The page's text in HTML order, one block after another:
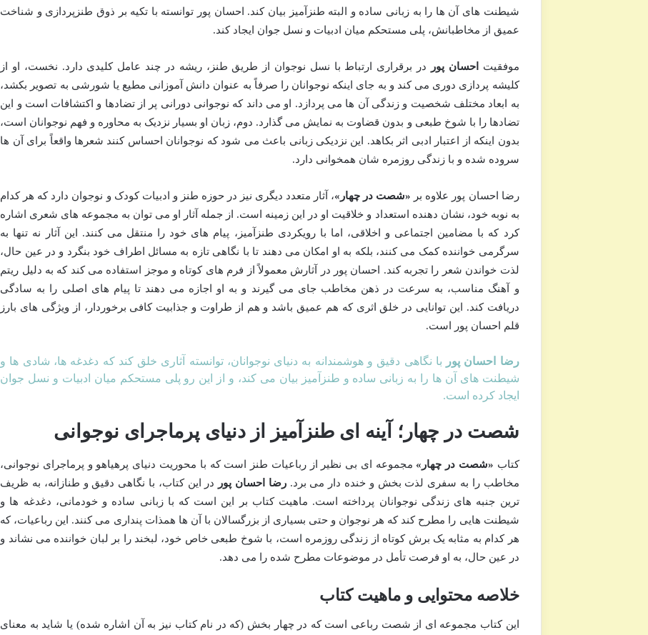
شیطنت های آن ها را به زبانی ساده و البته طنزآمیز بیان کند. احسان پور توانسته با تکیه بر ذوق طنزپردازی و شناخت
عمیق از مخاطبانش، پلی مستحکم میان ادبیات و نسل جوان ایجاد کند.
موفقیت احسان پور
در برقراری ارتباط با نسل نوجوان از طریق طنز، ریشه در چند عامل کلیدی دارد. نخست، او از
کلیشه پردازی دوری می کند و به جای اینکه نوجوانان را صرفاً به عنوان دانش آموزانی مطیع یا شورشی به تصویر بکشد،
به ابعاد مختلف شخصیت و زندگی آن ها می پردازد. او می داند که نوجوانی دورانی پر از تضادها و اکتشافات است و این
تضادها را با شوخ طبعی و بدون قضاوت به نمایش می گذارد. دوم، زبان او بسیار نزدیک به محاوره و فهم نوجوانان است،
بدون اینکه از اعتبار ادبی اثر بکاهد. این نزدیکی زبانی باعث می شود که نوجوانان احساس کنند شعرها واقعاً برای آن ها
سروده شده و با زندگی روزمره شان همخوانی دارد.
رضا احسان پور علاوه بر «شصت در چهار»، آثار متعدد دیگری نیز در حوزه طنز و ادبیات کودک و نوجوان دارد که هر کدام
به نوبه خود، نشان دهنده استعداد و خلاقیت او در این زمینه است. از جمله آثار او می توان به مجموعه های شعری اشاره
کرد که با مضامین اجتماعی و اخلاقی، اما با رویکردی طنزآمیز، پیام های خود را منتقل می کنند. این آثار نه تنها به
سرگرمی خواننده کمک می کنند، بلکه به او امکان می دهند تا با نگاهی تازه به مسائل اطراف خود بنگرد و در عین حال،
لذت خواندن شعر را تجربه کند. احسان پور در آثارش معمولاً از فرم های کوتاه و موجز استفاده می کند که به دلیل ریتم
و آهنگ مناسب، به سرعت در ذهن مخاطب جای می گیرند و به او اجازه می دهند تا پیام های اصلی را به سادگی
دریافت کند. این توانایی در خلق اثری که هم عمیق باشد و هم از طراوت و جذابیت کافی برخوردار، از ویژگی های بارز
قلم احسان پور است.
رضا احسان پور با نگاهی دقیق و هوشمندانه به دنیای نوجوانان، توانسته آثاری خلق کند که دغدغه ها، شادی ها و
شیطنت های آن ها را به زبانی ساده و طنزآمیز بیان می کند، و از این رو پلی مستحکم میان ادبیات و نسل جوان
ایجاد کرده است.
شصت در چهار؛ آینه ای طنزآمیز از دنیای پرماجرای نوجوانی
کتاب «شصت در چهار»مجموعه ای بی نظیر از رباعیات طنز است که با محوریت دنیای پرهیاهو و پرماجرای نوجوانی،
مخاطب را به سفری لذت بخش و خنده دار می برد.رضا احسان پور
در این کتاب، با نگاهی دقیق و طنازانه، به ظریف
ترین جنبه های زندگی نوجوانان پرداخته است. ماهیت کتاب بر این است که با زبانی ساده و خودمانی، دغدغه ها و
شیطنت هایی را مطرح کند که هر نوجوان و حتی بسیاری از بزرگسالان با آن ها همذات پنداری می کنند. این رباعیات، که
هر کدام به مثابه یک برش کوتاه از زندگی روزمره است، با شوخ طبعی خاص خود، لبخند را بر لبان خواننده می نشاند و
در عین حال، به او فرصت تأمل در موضوعات مطرح شده را می دهد.
خلاصه محتوایی و ماهیت کتاب
این کتاب مجموعه ای از شصت رباعی است که در چهار بخش (که در نام کتاب نیز به آن اشاره شده) یا شاید به معنای